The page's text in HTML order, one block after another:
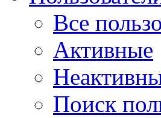
Все
Активные
Поиск